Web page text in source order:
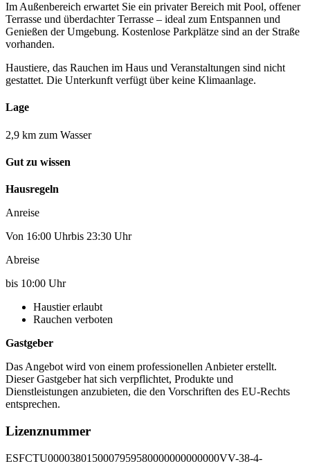
Im Außenbereich erwartet Sie ein privater Bereich mit Pool, offener
Terrasse und überdachter Terrasse – ideal zum Entspannen und
Genießen der Umgebung. Kostenlose Parkplätze sind an der Straße
vorhanden.
Haustiere, das Rauchen im Haus und Veranstaltungen sind nicht
gestattet. Die Unterkunft verfügt über keine Klimaanlage.
Lage
2,9 km zum Wasser
Gut zu wissen
Hausregeln
Anreise
Von 16:00 Uhrbis 23:30 Uhr
Abreise
bis 10:00 Uhr
Haustier erlaubt
Rauchen verboten
Gastgeber
Das Angebot wird von einem professionellen Anbieter erstellt.
Dieser Gastgeber hat sich verpflichtet, Produkte und
Dienstleistungen anzubieten, die den Vorschriften des EU-Rechts
entsprechen.
Lizenznummer
ESFCTU0000380150007959580000000000000VV-38-4-